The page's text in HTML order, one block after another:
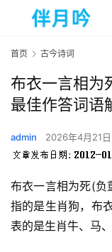
首页 古今诗词
布衣一言相为
最佳作答词语
admin 2026年4月21
布衣一言相为死(负
指的是生肖狗，布
表的是生肖牛、马、